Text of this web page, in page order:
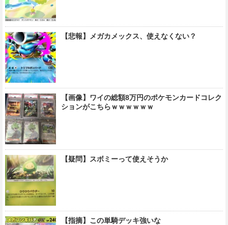
【悲報】メガカメックス、使えなくない？
【画像】ワイの総額8万円のポケモンカードコレク
ションがこちらｗｗｗｗｗｗ
【疑問】スボミーって使えそうか
【指摘】この単騎デッキ強いな